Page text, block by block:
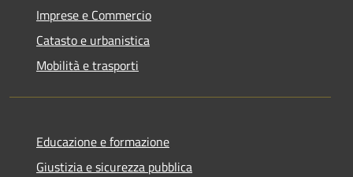
Imprese e Commercio
Catasto e urbanistica
Mobilità e trasporti
Educazione e formazione
Giustizia e sicurezza pubblica